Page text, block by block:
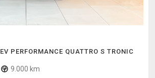
PERFORMANCE QUATTRO S TRONIC
9.000 km